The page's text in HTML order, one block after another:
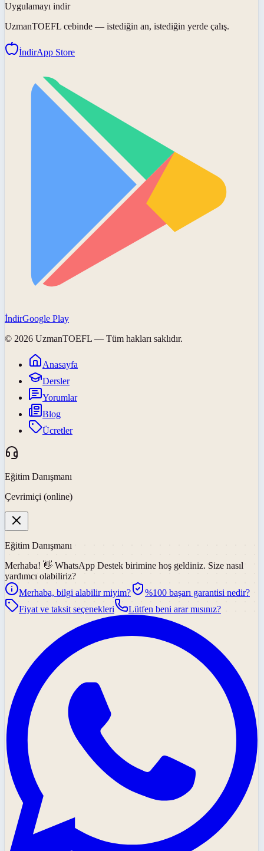
Uygulamayı indir
UzmanTOEFL cebinde — istediğin an, istediğin yerde çalış.
İndirApp Store
İndirGoogle Play
© 2026 UzmanTOEFL — Tüm hakları saklıdır.
Anasayfa
Dersler
Yorumlar
Blog
Ücretler
Eğitim Danışmanı
Çevrimiçi (online)
Eğitim Danışmanı
Merhaba! 👋 WhatsApp Destek birimine hoş geldiniz. Size nasıl
yardımcı olabiliriz?
Merhaba, bilgi alabilir miyim?
%100 başarı garantisi nedir?
Fiyat ve taksit seçenekleri
Lütfen beni arar mısınız?